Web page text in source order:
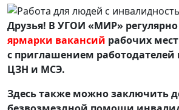
Друзья! В УГОИ «МИР» регулярно
ярмарки вакансий рабочих
с приглашением работодателей
ЦЗН и МСЭ.
Здесь также можно заключить